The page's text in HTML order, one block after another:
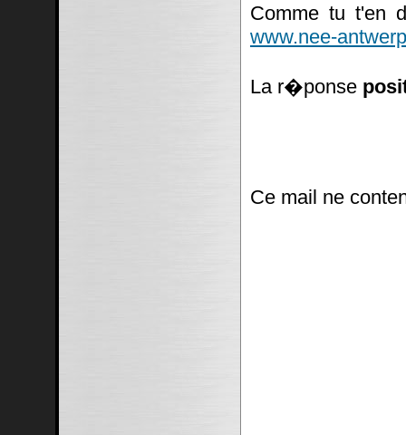
Comme tu t'en
www.nee-
La r�ponse
Ce mail ne